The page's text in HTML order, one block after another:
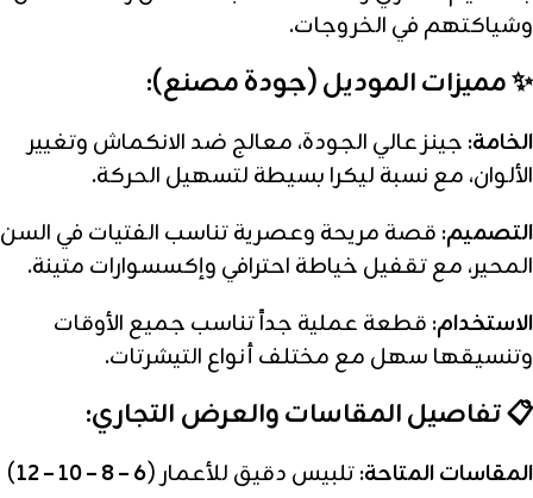
وشياكتهم في الخروجات.
✨ مميزات الموديل (جودة مصنع):
الخامة: جينز عالي الجودة، معالج ضد الانكماش وتغيير
الألوان، مع نسبة ليكرا بسيطة لتسهيل الحركة.
التصميم: قصة مريحة وعصرية تناسب الفتيات في السن
المحير، مع تقفيل خياطة احترافي وإكسسوارات متينة.
الاستخدام: قطعة عملية جداً تناسب جميع الأوقات
وتنسيقها سهل مع مختلف أنواع التيشرتات.
📋 تفاصيل المقاسات والعرض التجاري:
المقاسات المتاحة:تلبيس دقيق للأعمار (6 – 8 – 10 – 12
)